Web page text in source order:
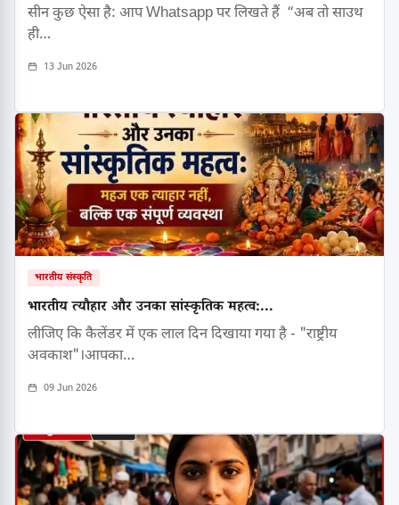
सीन कुछ ऐसा है: आप Whatsapp पर लिखते हैं “अब तो साउथ
ही…
13 Jun 2026
भारतीय संस्कृति
भारतीय त्यौहार और उनका सांस्कृतिक महत्व:...
लीजिए कि कैलेंडर में एक लाल दिन दिखाया गया है - "राष्ट्रीय
अवकाश"।आपका…
09 Jun 2026